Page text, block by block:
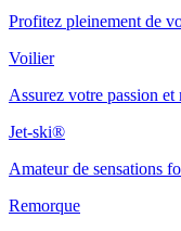
Profitez pleinement de
Voilier
Assurez votre passion
Jet-ski®
Amateur de sensations
Remorque